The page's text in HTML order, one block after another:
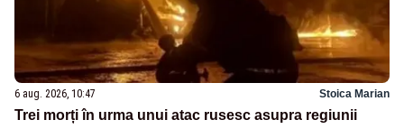
6 aug. 2026, 10:47 Stoica Marian
Trei morți în urma unui atac rusesc asupra regiunii